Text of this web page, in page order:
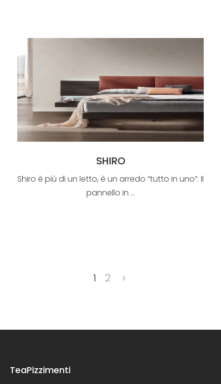
SHIRO
Shiro è più di un letto, è un arredo “tutto in uno”. Il
pannello in ...
1 2
TeaPizzimenti